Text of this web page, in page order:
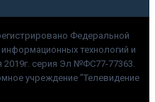
Федеральной
технологий и
серия Эл №ФС77-77363.
учреждение "Телевидение